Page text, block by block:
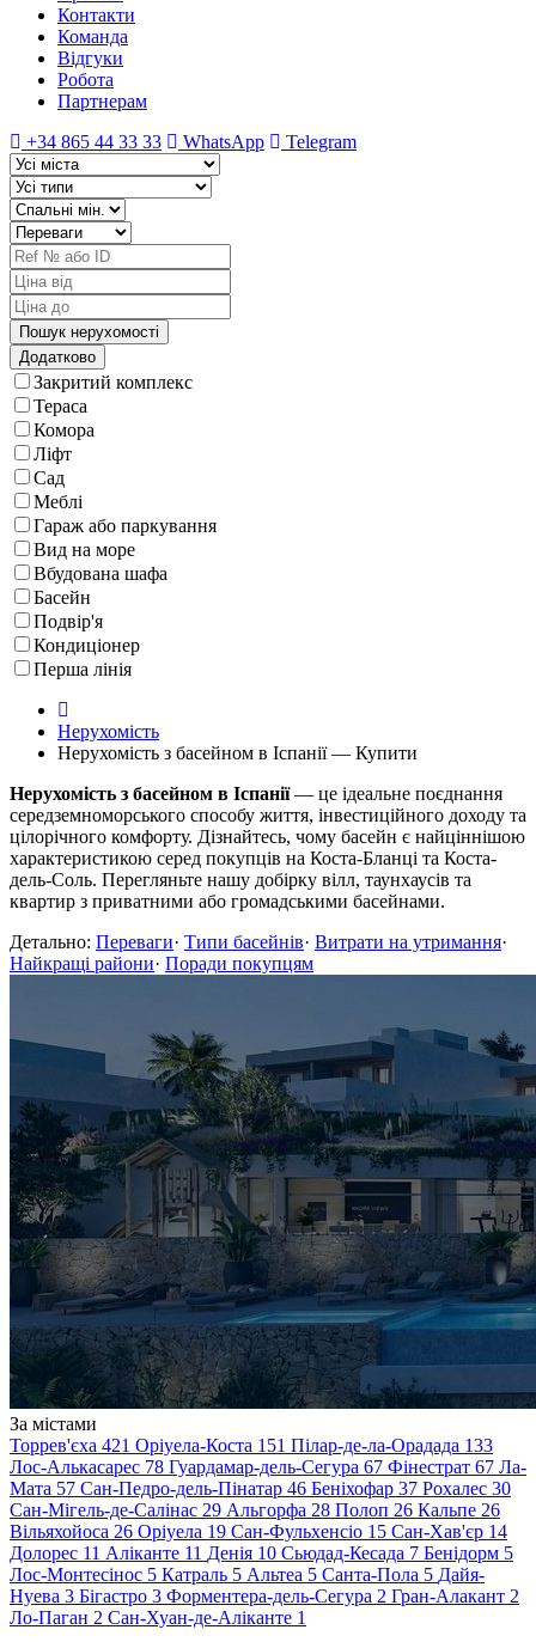
Контакти
Команда
Відгуки
Робота
Партнерам
+34 865 44 33 33
WhatsApp Telegram
Додатково
Закритий комплекс
Тераса
Комора
Ліфт
Сад
Меблі
Гараж або паркування
Вид на море
Вбудована шафа
Басейн
Подвір'я
Кондиціонер
Перша лінія
Нерухомість
Нерухомість з басейном в Іспанії — Купити
Нерухомість з басейном в Іспанії— це ідеальне поєднання
середземноморського способу життя, інвестиційного доходу та
цілорічного комфорту. Дізнайтесь, чому басейн є найціннішою
характеристикою серед покупців на Коста-Бланці та Коста-
дель-Соль. Перегляньте нашу добірку вілл, таунхаусів та
квартир з приватними або громадськими басейнами.
Детально: Переваги· Типи басейнів· Витрати на утримання·
Найкращі райони· Поради покупцям
За містами
Торрев'єха 421 Оріуела-Коста 151 Пілар-де-ла-Орадада 133
Лос-Алькасарес 78 Гуардамар-дель-Сегура 67 Фінестрат 67 Ла-
Мата 57 Сан-Педро-дель-Пінатар 46 Беніхофар 37 Рохалес 30
Сан-Мігель-де-Салінас 29 Альгорфа 28 Полоп 26 Кальпе 26
Вільяхойоса 26 Оріуела 19 Сан-Фульхенсіо 15 Сан-Хав'єр 14
Долорес 11 Аліканте 11 Денія 10 Сьюдад-Кесада 7 Бенідорм 5
Лос-Монтесінос 5 Катраль 5 Альтеа 5 Санта-Пола 5 Дайя-
Нуева 3 Бігастро 3 Форментера-дель-Сегура 2 Гран-Алакант 2
Ло-Паган 2 Сан-Хуан-де-Аліканте 1